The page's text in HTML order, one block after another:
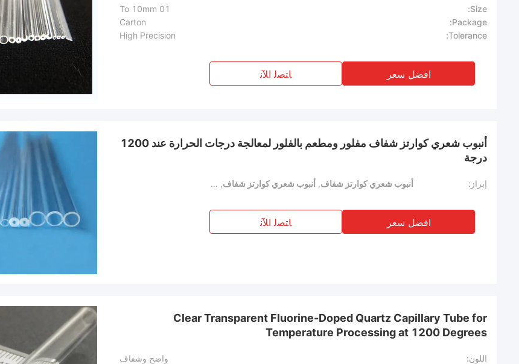
Size:
01 To 10mm
Package:
Carton
Tolerance:
High Precision
افضل سعر ﺎﺘﺼﻟ ﺍﻶﻧ
أنبوب شعري كوارتز شفاف مفلور ومطعم بالفلور لمعالجة درجات الحرارة عند 1200
درجة
إبراز: أنبوب شعري كوارتز شفاف, أنبوب شعري كوارتز شفاف, أنبوب الشعيرات الكوارتزية ذو درجة حرارة عالية
افضل سعر ﺎﺘﺼﻟ ﺍﻶﻧ
Clear Transparent Fluorine-Doped Quartz Capillary Tube for
Temperature Processing at 1200 Degrees
اللون:
واضح وشفاف